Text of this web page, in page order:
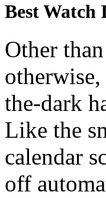
Best Watch
Other
the-dark
Like the
calendar
off